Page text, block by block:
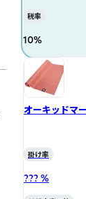
税率
10%
オーキッドマ
掛け率
??? %